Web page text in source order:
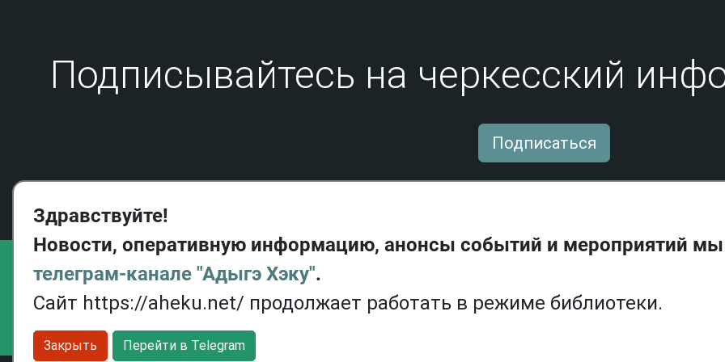
Подписывайтесь на черкесский
Подписаться
Здравствуйте!
Новости, оперативную информацию, анонсы событий и мероприятий
телеграм-канале "Адыгэ Хэку".
Сайт https://aheku.net/ продолжает работать в режиме библиотеки.
Закрыть Перейти в Telegram